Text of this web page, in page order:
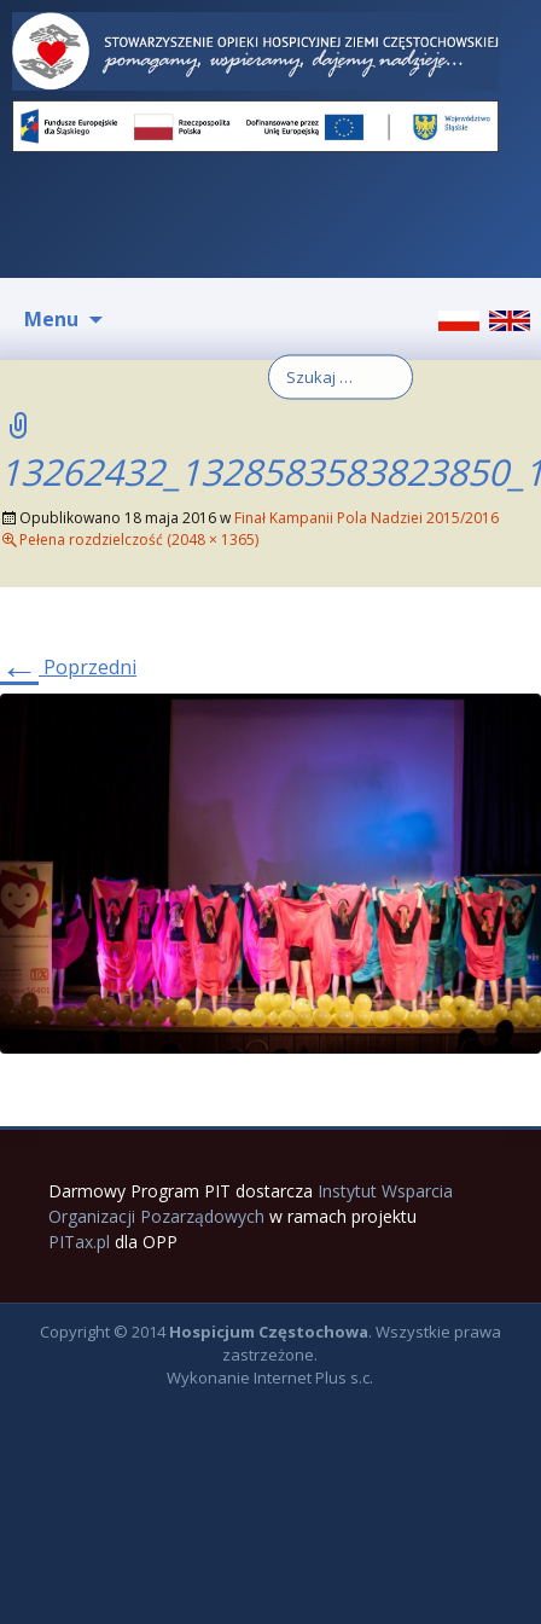
Menu
Szukaj:
Opublikowano 18 maja 2016w Finał Kampanii Pola Nadziei 2015/2016
Pełena rozdzielczość (2048 × 1365)
← Poprzedni
Darmowy Program PIT dostarcza Instytut Wsparcia
Organizacji Pozarządowych w ramach projektu
PITax.pl dla OPP
Copyright © 2014Hospicjum Częstochowa. Wszystkie prawa
zastrzeżone.
Wykonanie Internet Plus s.c.